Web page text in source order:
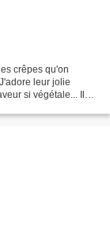
crêpes qu'on
leur jolie
si végétale... Il